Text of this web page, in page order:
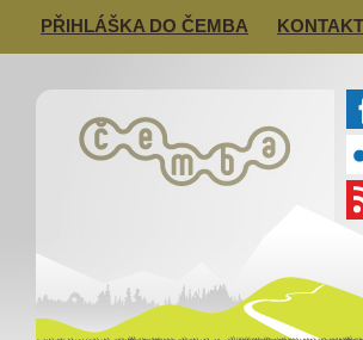
PŘIHLÁŠKA DO ČEMBA KONTAKT